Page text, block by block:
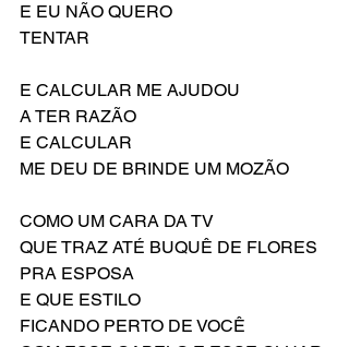
E EU NÃO QUERO
TENTAR
E CALCULAR ME AJUDOU
A TER RAZÃO
E CALCULAR
ME DEU DE BRINDE UM MOZÃO
COMO UM CARA DA TV
QUE TRAZ ATÉ BUQUÊ DE FLORES
PRA ESPOSA
E QUE ESTILO
FICANDO PERTO DE VOCÊ